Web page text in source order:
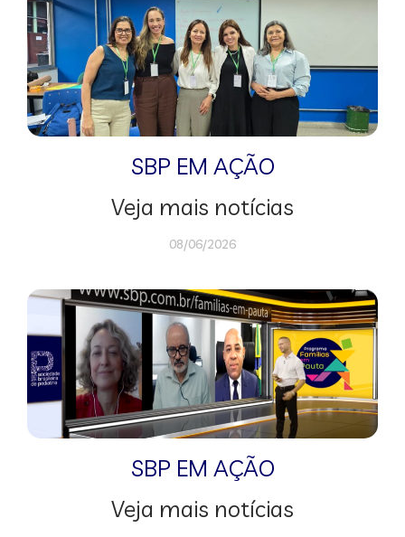
SBP EM AÇÃO
Veja mais notícias
08/06/2026
SBP EM AÇÃO
Veja mais notícias